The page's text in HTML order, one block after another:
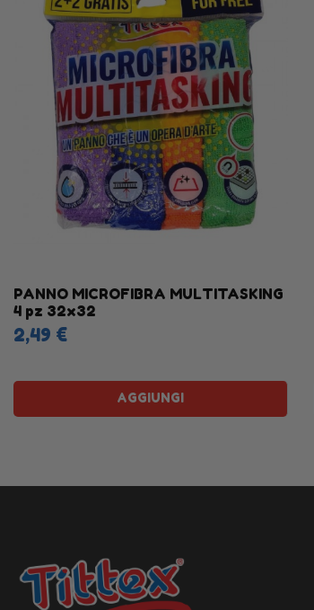
PANNO MICROFIBRA MULTITASKING
4 pz 32x32
2,49 €
AGGIUNGI